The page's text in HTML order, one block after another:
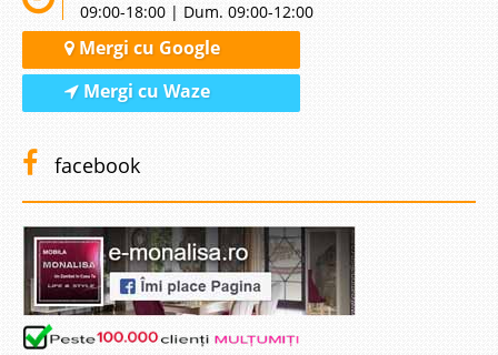
09:00-18:00 | Dum. 09:00-12:00
Mergi cu Google
Mergi cu Waze
facebook